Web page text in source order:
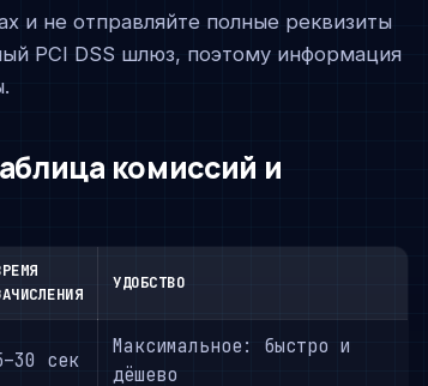
и не отправляйте полные реквизиты
PCI DSS шлюз, поэтому информация
комиссий и
УДОБСТВО
сек
Максимальное: быстро и
дёшево